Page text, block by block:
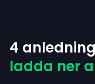
4
ladda ner